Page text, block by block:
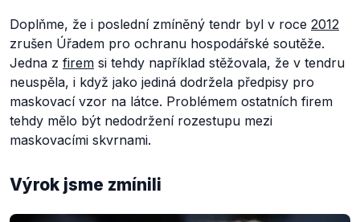
Doplňme, že i poslední zmíněný tendr byl v roce 2012
zrušen Úřadem pro ochranu hospodářské soutěže.
Jedna z firem si tehdy například stěžovala, že v tendru
neuspěla, i když jako jediná dodržela předpisy pro
maskovací vzor na látce. Problémem ostatních firem
tehdy mělo být nedodržení rozestupu mezi
maskovacími skvrnami.
Výrok jsme zmínili